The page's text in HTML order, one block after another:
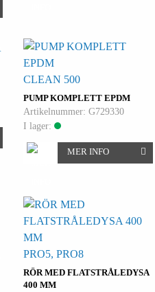
PUMP KOMPLETT EPDM
CLEAN 500
Artikelnummer: G729330
I lager:
MER INFO
RÖR MED FLATSTRÅLEDYSA
400 MM
PRO5, PRO8